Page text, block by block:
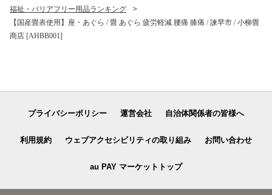
福祉・バリアフリー用品ランキング
【国産畳表使用】座・あぐら / 畳 あぐら 疲労軽減 腰痛 膝痛 / 諫早市 / 小柳畳
商店 [AHBB001]
プライバシーポリシー 運営会社 自治体関係者の皆様へ
利用規約 ウェブアクセシビリティの取り組み お問い合わせ
au PAY マーケットトップ